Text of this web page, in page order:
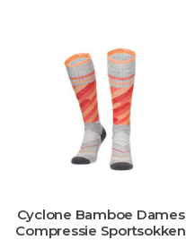
Cyclone Bamboe Dames
Compressie Sportsokken